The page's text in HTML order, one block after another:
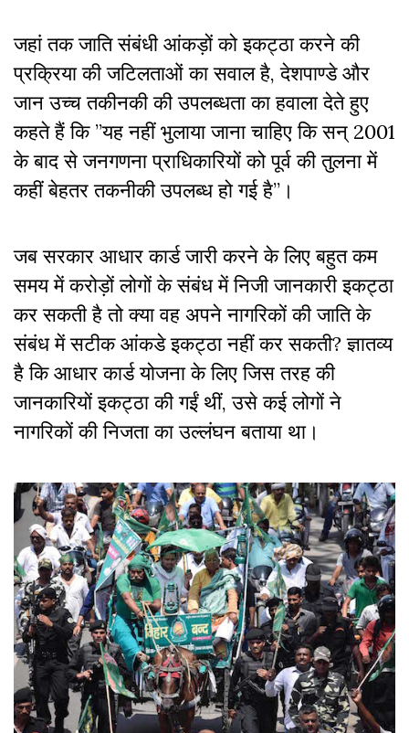
जहां तक जाति संबंधी आंकड़ों कोइकट्ठाकरने की
प्रक्रिया की जटिलताओं का सवाल है, देशपाण्डे और
जान उच्च तकीनकी की उपलब्धता का हवाला देते हुए
कहते हैं कि ”यह नहीं भुलाया जाना चाहिए कि सन् 2001
के बाद से जनगणना प्राधिकारियों को पूर्व की तुलना में
कहीं बेहतर तकनीकी उपलब्ध हो गई है”।
जब सरकार आधार कार्ड जारी करने के लिए बहुत कम
समय में करोड़ों लोगों के संबंध में निजी जानकारीइकट्ठा
कर सकती है तो क्या वह अपने नागरिकों की जाति के
संबंध में सटीक आंकडेइकट्ठानहीं कर सकती? ज्ञातव्य
है कि आधार कार्ड योजना के लिए जिस तरह की
जानकारियोंइकट्ठाकी गईं थीं, उसे कई लोगों ने
नागरिकों की निजता का उल्लंघन बताया था।